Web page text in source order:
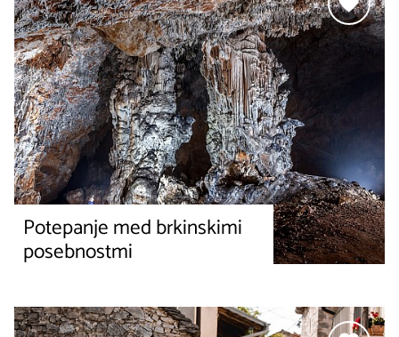
Potepanje med brkinskimi
posebnostmi